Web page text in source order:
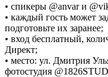
• спикеры @anvar и
• каждый гость может
подготовьте их заранее;
• вход бесплатный,
Директ;
• место: ул. Дмитрия
фотостудия